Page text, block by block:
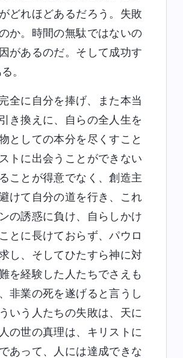
どれほどあるだろう。失敗
か。時間の無駄ではないの
があるのだ。そして成功す
。
全に自分を捧げ、また本当
き換えに、自らの全人生を
としての本分を尽くすこと
トに出会うことができない
ことが得意でなく、創造主
けて自分の道を行き、これ
の誘惑に負け、自らしかけ
とに長けておらず、パウロ
し、そしてひたすら神に対
を経験した人たちでさえも
非業の死を遂げると言うし
いう人たちの失敗は、天に
の世の真理は、キリストに
あって、人には達成できな